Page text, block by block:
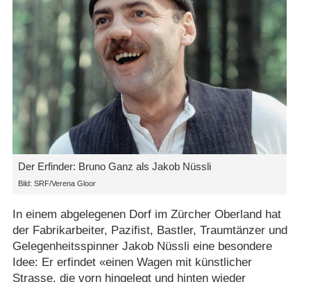
Der Erfinder: Bruno Ganz als Jakob Nüssli
Bild: SRF/​Verena Gloor
In einem abgelegenen Dorf im Zürcher Oberland hat
der Fabrikarbeiter, Pazifist, Bastler, Traumtänzer und
Gelegenheitsspinner Jakob Nüssli eine besondere
Idee: Er erfindet «einen Wagen mit künstlicher
Strasse, die vorn hingelegt und hinten wieder